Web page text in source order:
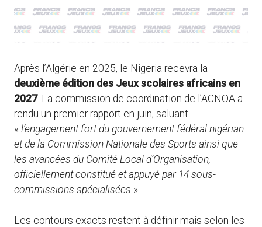
Après l’Algérie en 2025, le Nigeria recevra la
deuxième édition des Jeux scolaires africains en
2027. La commission de coordination de l’ACNOA a
rendu un premier rapport en juin, saluant
« l’engagement fort du gouvernement fédéral nigérian
et de la Commission Nationale des Sports ainsi que
les avancées du Comité Local d’Organisation,
officiellement constitué et appuyé par 14 sous-
commissions spécialisées ».
Les contours exacts restent à définir mais selon les